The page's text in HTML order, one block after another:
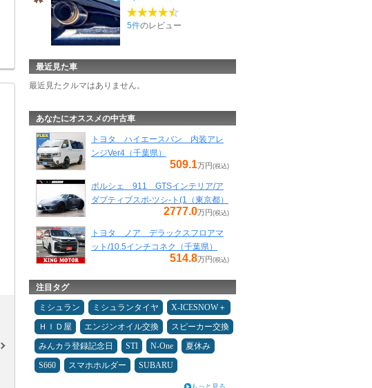
5件のレビュー
最近見た車
最近見たクルマはありません。
あなたにオススメの中古車
トヨタ ハイエースバン 内装アレ
ンジVer4（千葉県）
509.1万円(税込)
ポルシェ 911 GTSインテリア/ア
ダプティブスポ-ツシ-ト(1（東京都）
2777.0万円(税込)
トヨタ ノア デラックスフロアマ
ット/10.5インチコネク（千葉県）
514.8万円(税込)
注目タグ
ミシュラン ミシュランタイヤ
X-ICESNOW＋
ＨＩＤ屋
エンジンオイル交換
スピーカー交換
みんカラ登録記念日
STI N-One
夏休み
S660
スマホホルダー SUBARU
もっと見る